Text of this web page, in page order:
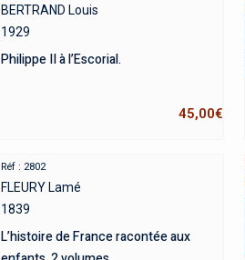
BERTRAND Louis
1929
Philippe II à l’Escorial.
45,00€
Réf : 2802
FLEURY Lamé
1839
L’histoire de France racontée aux